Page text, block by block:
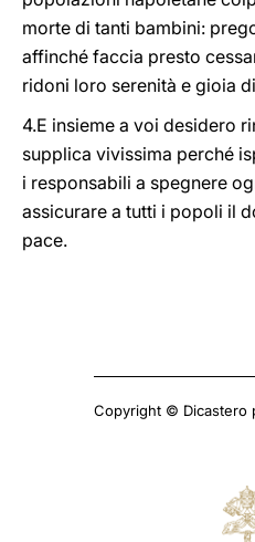
morte di tanti bambini:
affinché faccia presto
ridoni loro serenità e gioia
4.E insieme a voi desidero
supplica vivissima perché
i responsabili a spegnere
assicurare a tutti i popoli il
pace.
Copyright © Dicastero